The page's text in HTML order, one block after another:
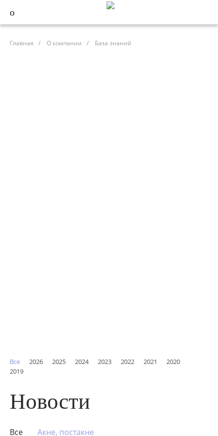
Главная / О компании / База знаний
Все 2026 2025 2024 2023 2022 2021
2020
2019
Новости
Все
Акне, постакне